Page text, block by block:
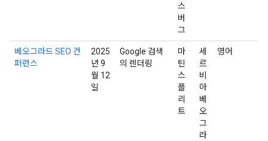
스
버
그
베오그라드 SEO 컨
퍼런스
2025
년 9
월 12
일
Google 검색
의 렌더링
마
틴
스
플
리
트
세
르
비
아
베
오
그
라
영어